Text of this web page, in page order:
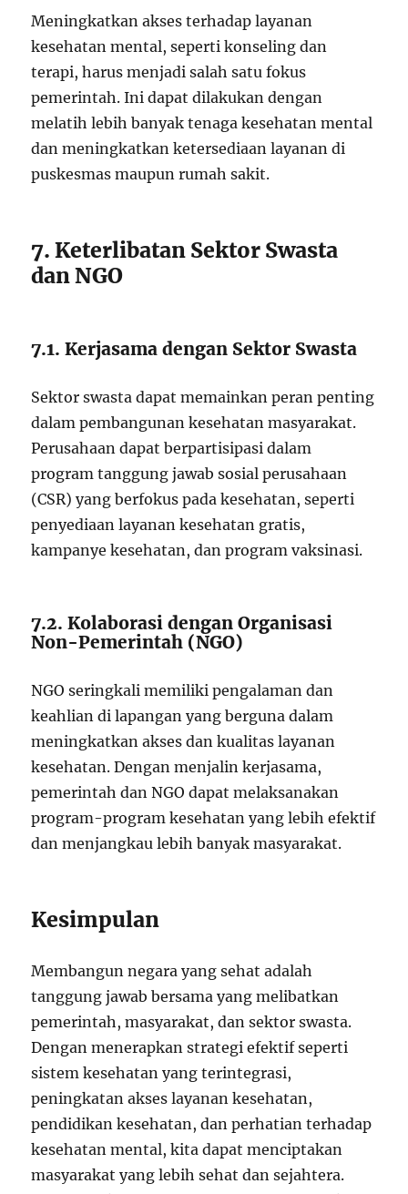
Meningkatkan akses terhadap layanan
kesehatan mental, seperti konseling dan
terapi, harus menjadi salah satu fokus
pemerintah. Ini dapat dilakukan dengan
melatih lebih banyak tenaga kesehatan mental
dan meningkatkan ketersediaan layanan di
puskesmas maupun rumah sakit.
7. Keterlibatan Sektor Swasta
dan NGO
7.1. Kerjasama dengan Sektor Swasta
Sektor swasta dapat memainkan peran penting
dalam pembangunan kesehatan masyarakat.
Perusahaan dapat berpartisipasi dalam
program tanggung jawab sosial perusahaan
(CSR) yang berfokus pada kesehatan, seperti
penyediaan layanan kesehatan gratis,
kampanye kesehatan, dan program vaksinasi.
7.2. Kolaborasi dengan Organisasi
Non-Pemerintah (NGO)
NGO seringkali memiliki pengalaman dan
keahlian di lapangan yang berguna dalam
meningkatkan akses dan kualitas layanan
kesehatan. Dengan menjalin kerjasama,
pemerintah dan NGO dapat melaksanakan
program-program kesehatan yang lebih efektif
dan menjangkau lebih banyak masyarakat.
Kesimpulan
Membangun negara yang sehat adalah
tanggung jawab bersama yang melibatkan
pemerintah, masyarakat, dan sektor swasta.
Dengan menerapkan strategi efektif seperti
sistem kesehatan yang terintegrasi,
peningkatan akses layanan kesehatan,
pendidikan kesehatan, dan perhatian terhadap
kesehatan mental, kita dapat menciptakan
masyarakat yang lebih sehat dan sejahtera.